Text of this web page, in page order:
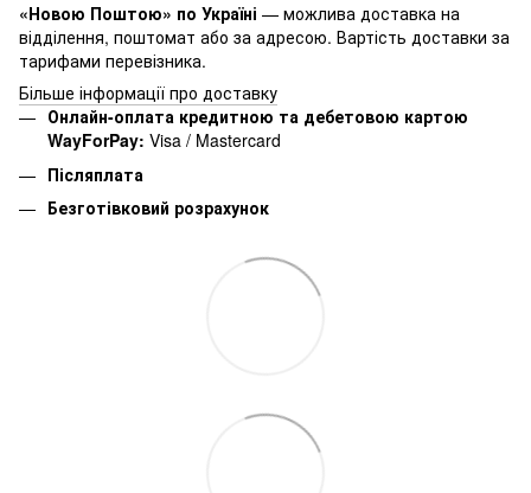
«Новою Поштою» по Україні — можлива доставка на
відділення, поштомат або за адресою. Вартість доставки за
тарифами перевізника.
Більше інформації про доставку
Онлайн-оплата кредитною та дебетовою картою
WayForPay: Visa / Mastercard
Післяплата
Безготівковий розрахунок